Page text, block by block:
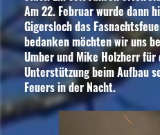
Am 22. Februar wurde dann
Gigersloch das
bedanken möchten wir uns
Umher und Mike Holzherr
Unterstützung beim Aufbau
Feuers in der Nacht.